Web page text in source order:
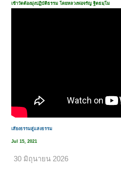
เข้าวัดต้องมุ่งปฏิบัติธรรม โดยหลวงพ่อจรัญ ฐิตธมฺโม
เสียงธรรมสู่แสงธรรม
Jul 15, 2021
30 มิถุนายน 2026